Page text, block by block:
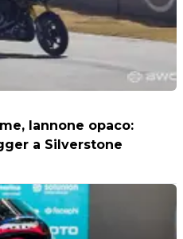
Iannone opaco:
a Silverstone